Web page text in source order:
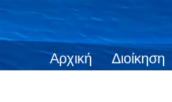
Αρχική Διοίκηση